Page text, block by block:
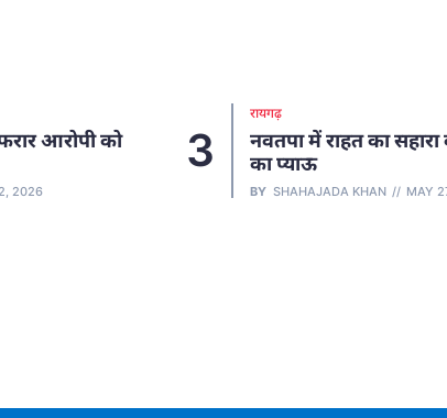
बिप्र परिवार
2026
4
रायपुर कमिश्नरेट में बड़ा
एएसआई और हेड
पुलिसकर्मियों के हुए